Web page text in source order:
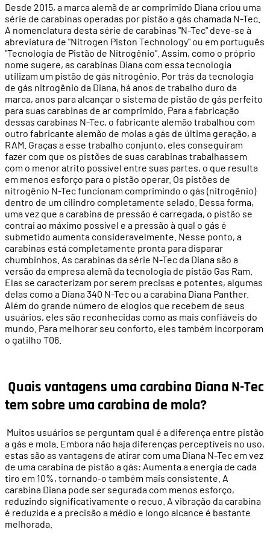
Desde 2015, a marca alemã de ar comprimido Diana criou uma
série de carabinas operadas por pistão a gás chamada N-Tec.
A nomenclatura desta série de carabinas "N-Tec" deve-se à
abreviatura de "Nitrogen Piston Technology" ou em português
"Tecnologia de Pistão de Nitrogênio". Assim, como o próprio
nome sugere, as carabinas Diana com essa tecnologia
utilizam um pistão de gás nitrogênio. Por trás da tecnologia
de gás nitrogênio da Diana, há anos de trabalho duro da
marca, anos para alcançar o sistema de pistão de gás perfeito
para suas carabinas de ar comprimido. Para a fabricação
dessas carabinas N-Tec, o fabricante alemão trabalhou com
outro fabricante alemão de molas a gás de última geração, a
RAM. Graças a esse trabalho conjunto, eles conseguiram
fazer com que os pistões de suas carabinas trabalhassem
com o menor atrito possível entre suas partes, o que resulta
em menos esforço para o pistão operar. Os pistões de
nitrogênio N-Tec funcionam comprimindo o gás (nitrogênio)
dentro de um cilindro completamente selado. Dessa forma,
uma vez que a carabina de pressão é carregada, o pistão se
contrai ao máximo possível e a pressão à qual o gás é
submetido aumenta consideravelmente. Nesse ponto, a
carabinas está completamente pronta para disparar
chumbinhos. As carabinas da série N-Tec da Diana são a
versão da empresa alemã da tecnologia de pistão Gas Ram.
Elas se caracterizam por serem precisas e potentes, algumas
delas como a Diana 340 N-Tec ou a carabina Diana Panther.
Além do grande número de elogios que recebem de seus
usuários, eles são reconhecidas como as mais confiáveis ​​do
mundo. Para melhorar seu conforto, eles também incorporam
o gatilho T06.
Quais vantagens uma carabina Diana N-Tec
tem sobre uma carabina de mola?
Muitos usuários se perguntam qual é a diferença entre pistão
a gás e mola. Embora não haja diferenças perceptíveis no uso,
estas são as vantagens de atirar com uma Diana N-Tec em vez
de uma carabina de pistão a gás: Aumenta a energia de cada
tiro em 10%, tornando-o também mais consistente. A
carabina Diana pode ser segurada com menos esforço,
reduzindo significativamente o recuo. A vibração da carabina
é reduzida e a precisão a médio e longo alcance é bastante
melhorada.